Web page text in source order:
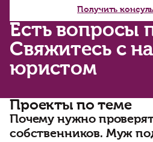
Есть вопросы
Свяжитесь с
юристом
Получить
Проекты по теме
Почему нужно
собственников. Муж